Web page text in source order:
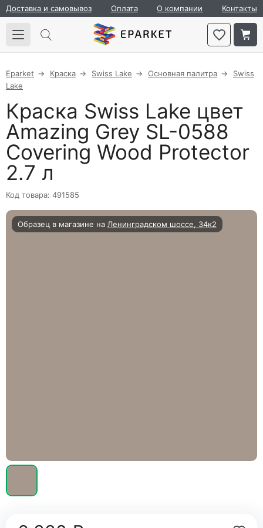
Доставка и самовывоз Оплата О компании Контакты
Eparket Краска Swiss Lake Основная палитра
Swiss
Lake
Краска Swiss Lake цвет
Amazing Grey SL-0588
Covering Wood Protector
2.7 л
Код товара: 491585
Образец в магазине на Ленинградском шоссе, 34к2